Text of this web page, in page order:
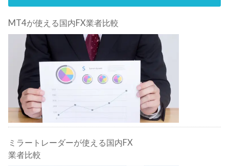
MT4が使える国内FX業者比較
ミラートレーダーが使える国内FX
業者比較